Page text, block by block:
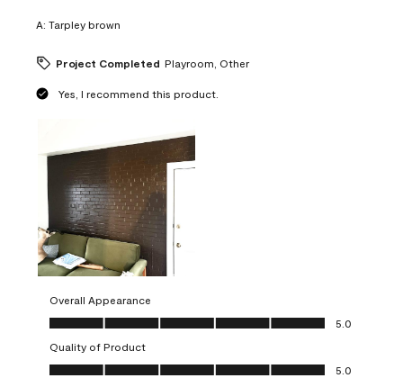
A: Tarpley brown
Project Completed Playroom, Other
Yes, I recommend this product.
Overall Appearance
Overall Appearance, 5.0 out of 5
5.0
Quality of Product
Quality of Product, 5.0 out of 5
5.0